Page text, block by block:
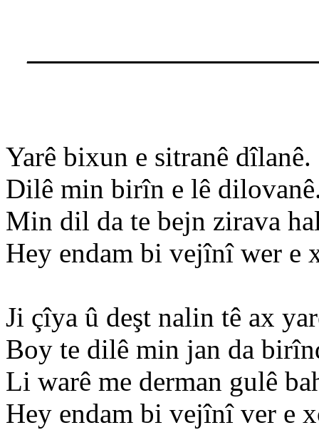
Yarê bixun e sitranê dîlanê.
Dilê min birîn e lê
Min dil da te bejn zirava
Hey endam bi vejînî wer e
Ji çîya û deşt nalin tê ax
Boy te dilê min jan da
Li warê me derman gulê
Hey endam bi vejînî ver e